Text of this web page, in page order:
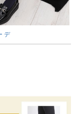
デ